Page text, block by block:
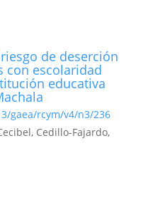
de deserción
con escolaridad
educativa
gaea/rcym/v4/n3/236
Cedillo-Fajardo,